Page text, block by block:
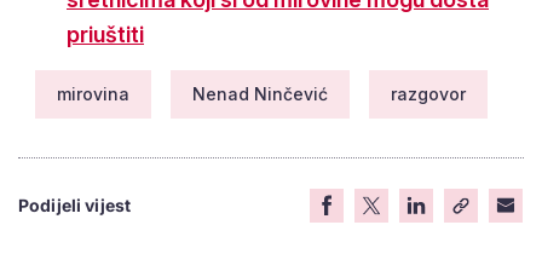
priuštiti
mirovina Nenad Ninčević razgovor
Podijeli vijest